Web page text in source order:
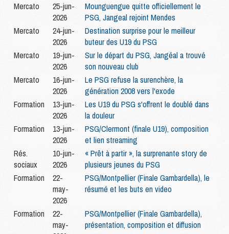
Mercato
25-jun-
2026
Mounguengue quitte officiellement le
PSG, Jangeal rejoint Mendes
Mercato
24-jun-
2026
Destination surprise pour le meilleur
buteur des U19 du PSG
Mercato
19-jun-
2026
Sur le départ du PSG, Jangéal a trouvé
son nouveau club
Mercato
16-jun-
2026
Le PSG refuse la surenchère, la
génération 2008 vers l'exode
Formation
13-jun-
2026
Les U19 du PSG s'offrent le doublé dans
la douleur
Formation
13-jun-
2026
PSG/Clermont (finale U19), composition
et lien streaming
Rés.
sociaux
10-jun-
2026
« Prêt à partir », la surprenante story de
plusieurs jeunes du PSG
Formation
22-
may-
2026
PSG/Montpellier (Finale Gambardella), le
résumé et les buts en video
Formation
22-
may-
PSG/Montpellier (Finale Gambardella),
présentation, composition et diffusion